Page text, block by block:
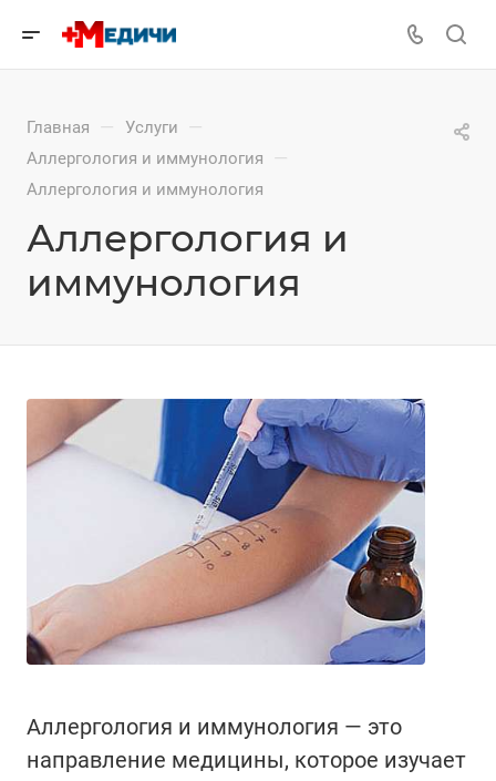
Главная — Услуги —
Аллергология и иммунология —
Аллергология и иммунология
Аллергология и
иммунология
Аллергология и иммунология — это
направление медицины, которое изучает